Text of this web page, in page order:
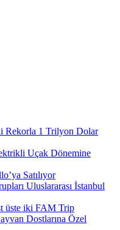
Rekorla 1 Trilyon Dolar
Uçak Dönemine
Satılıyor
Uluslararası İstanbul
üste iki FAM Trip
Dostlarına Özel